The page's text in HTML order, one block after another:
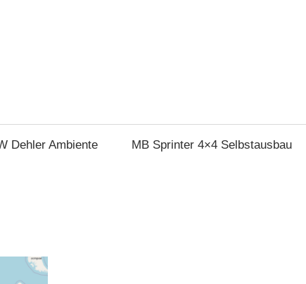
Dehler Ambiente MB Sprinter 4×4 Selbstausbau